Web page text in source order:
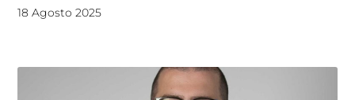
18 Agosto 2025